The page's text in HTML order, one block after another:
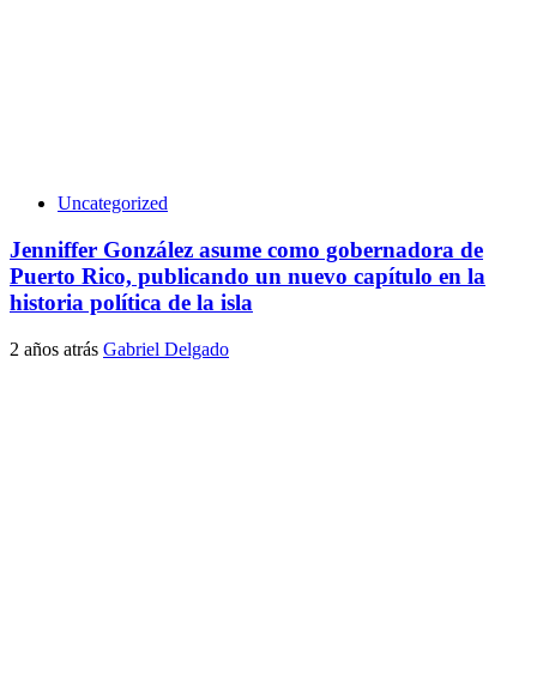
Uncategorized
Jenniffer González asume como gobernadora de
Puerto Rico, publicando un nuevo capítulo en la
historia política de la isla
2 años atrás Gabriel Delgado